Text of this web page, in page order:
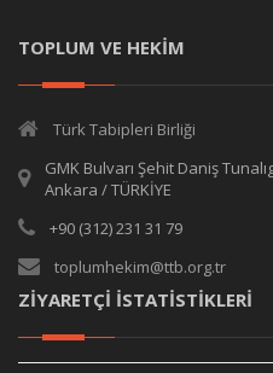
TOPLUM VE HEKİM
Türk Tabipleri Birliği
GMK Bulvarı Şehit Daniş
Ankara / TÜRKİYE
+90 (312) 231 31 79
toplumhekim@ttb.org.tr
ZİYARETÇİ İSTATİSTİKLERİ